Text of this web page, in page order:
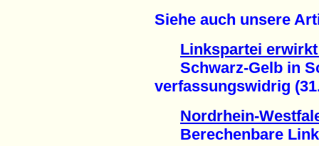
Siehe auch unsere
Linkspartei
Schwarz-Gelb in
verfassungswidrig
Nordrhein-
Berechenbare